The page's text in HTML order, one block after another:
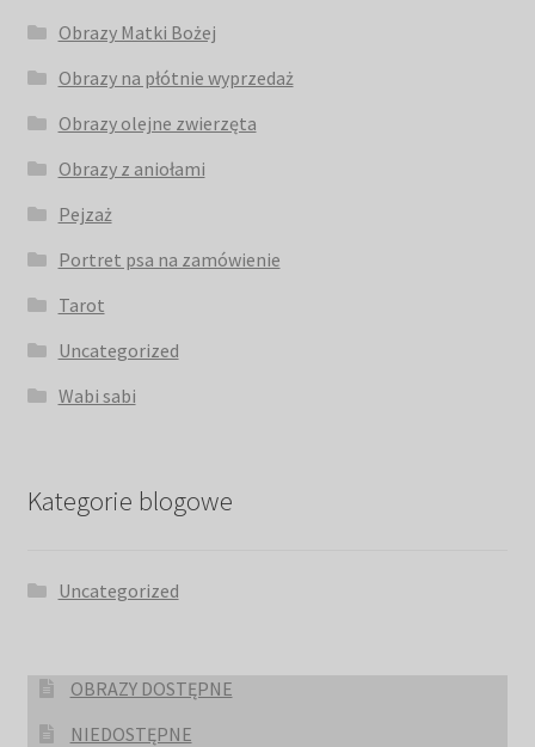
Obrazy Matki Bożej
Obrazy na płótnie wyprzedaż
Obrazy olejne zwierzęta
Obrazy z aniołami
Pejzaż
Portret psa na zamówienie
Tarot
Uncategorized
Wabi sabi
Kategorie blogowe
Uncategorized
OBRAZY DOSTĘPNE
NIEDOSTĘPNE